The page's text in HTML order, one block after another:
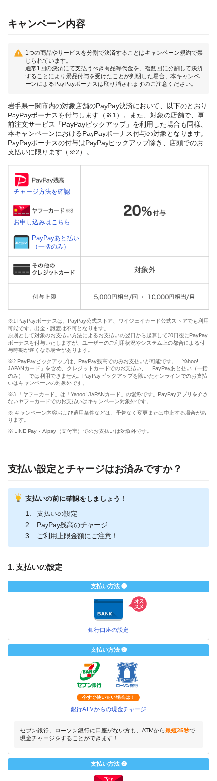
キャンペーン内容
1つの商品やサービスを分割で決済することはキャンペーン規約で禁
じられています。
通常1回の決済にて支払うべき商品等代金を、複数回に分割して決済
することにより景品付与を受けたことが判明した場合、本キャンペ
ーンによるPayPayボーナスは取り消されますのご注意ください。
岩手県一関市内の対象店舗のPayPay決済において、以下のとおり
PayPayボーナスを付与します（※1）。また、対象の店舗で、事
前注文サービス「PayPayピックアップ」を利用した場合も同様、
本キャンペーンにおけるPayPayボーナス付与の対象となります。
PayPayボーナスの付与はPayPayピックアップ除き、店頭でのお
支払いに限ります（※2）。
チャージ方法を確認
お申し込みはこちら
PayPayあと払い
（一括のみ）
※1 PayPayボーナスは、PayPay公式ストア、ワイジェイカード公式ストアでも利用
可能です。出金・譲渡は不可となります。
原則として対象のお支払い方法によるお支払いの翌日から起算して30日後にPayPay
ボーナスを付与いたしますが、ユーザーのご利用状況やシステム上の都合による付
与時期が遅くなる場合があります。
※2 PayPayピックアップは、PayPay残高でのみお支払いが可能です。「Yahoo!
JAPANカード」を含め、クレジットカードでのお支払い、「PayPayあと払い（一括
のみ）」では利用できません。PayPayピックアップを除いたオンラインでのお支払
いはキャンペーンの対象外です。
※3 「ヤフーカード」は「Yahoo! JAPANカード」の愛称です。PayPayアプリを介さ
ないヤフーカードでのお支払いはキャンペーン対象外です。
※ キャンペーン内容および適用条件などは、予告なく変更または中止する場合があ
ります。
※ LINE Pay・Alipay（支付宝）でのお支払いは対象外です。
支払い設定とチャージはお済みですか？
支払いの前に確認をしましょう！
支払いの設定
PayPay残高のチャージ
ご利用上限金額にご注意！
1. 支払いの設定
支払い方法 ❶
銀行口座の設定
支払い方法 ❷
今すぐ使いたい場合は！
銀行ATMからの現金チャージ
セブン銀行、ローソン銀行に口座がない方も、ATMから最短25秒で
現金チャージをすることができます！
支払い方法 ❸